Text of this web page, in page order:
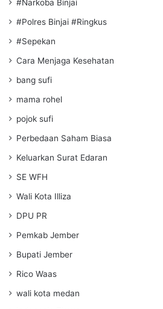
#Narkoba Binjai
#Polres Binjai #Ringkus
#Sepekan
Cara Menjaga Kesehatan
bang sufi
mama rohel
pojok sufi
Perbedaan Saham Biasa
Keluarkan Surat Edaran
SE WFH
Wali Kota Illiza
DPU PR
Pemkab Jember
Bupati Jember
Rico Waas
wali kota medan